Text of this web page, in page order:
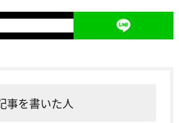
事を書いた人